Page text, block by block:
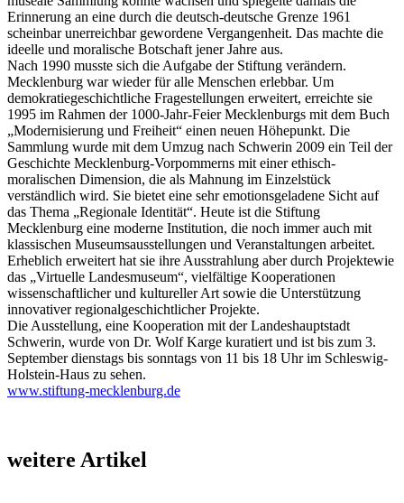
Erinnerung an eine durch die deutsch-deutsche Grenze 1961
scheinbar unerreichbar gewordene Vergangenheit. Das machte die
ideelle und moralische Botschaft jener Jahre aus.
Nach 1990 musste sich die Aufgabe der Stiftung verändern.
Mecklenburg war wieder für alle Menschen erlebbar. Um
demokratiegeschichtliche Fragestellungen erweitert, erreichte sie
1995 im Rahmen der 1000-Jahr-Feier Mecklenburgs mit dem Buch
„Modernisierung und Freiheit“ einen neuen Höhepunkt. Die
Sammlung wurde mit dem Umzug nach Schwerin 2009 ein Teil der
Geschichte Mecklenburg-Vorpommerns mit einer ethisch-
moralischen Dimension, die als Mahnung im Einzelstück
verständlich wird. Sie bietet eine sehr emotionsgeladene Sicht auf
das Thema „Regionale Identität“. Heute ist die Stiftung
Mecklenburg eine moderne Institution, die noch immer auch mit
klassischen Museumsausstellungen und Veranstaltungen arbeitet.
Erheblich erweitert hat sie ihre Ausstrahlung aber durch Projektewie
das „Virtuelle Landesmuseum“, vielfältige Kooperationen
wissenschaftlicher und kultureller Art sowie die Unterstützung
innovativer regionalgeschichtlicher Projekte.
Die Ausstellung, eine Kooperation mit der Landeshauptstadt
Schwerin, wurde von Dr. Wolf Karge kuratiert und ist bis zum 3.
September dienstags bis sonntags von 11 bis 18 Uhr im Schleswig-
Holstein-Haus zu sehen.
www.stiftung-mecklenburg.de
weitere Artikel